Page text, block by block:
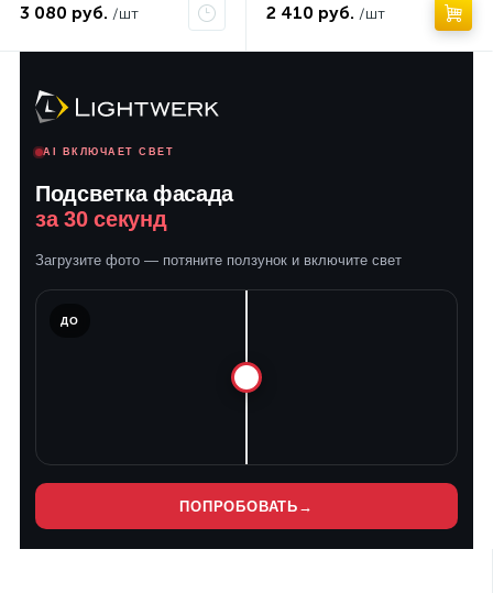
3 080 руб. /шт 2 410 руб. /шт
AI ВКЛЮЧАЕТ СВЕТ
Подсветка фасада
за 30 секунд
Загрузите фото — потяните ползунок и включите свет
ДО
ПОПРОБОВАТЬ →